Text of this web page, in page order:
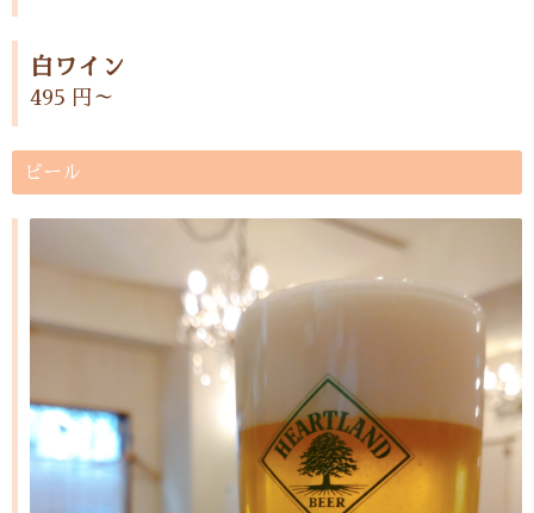
白ワイン
495 円～
ビール